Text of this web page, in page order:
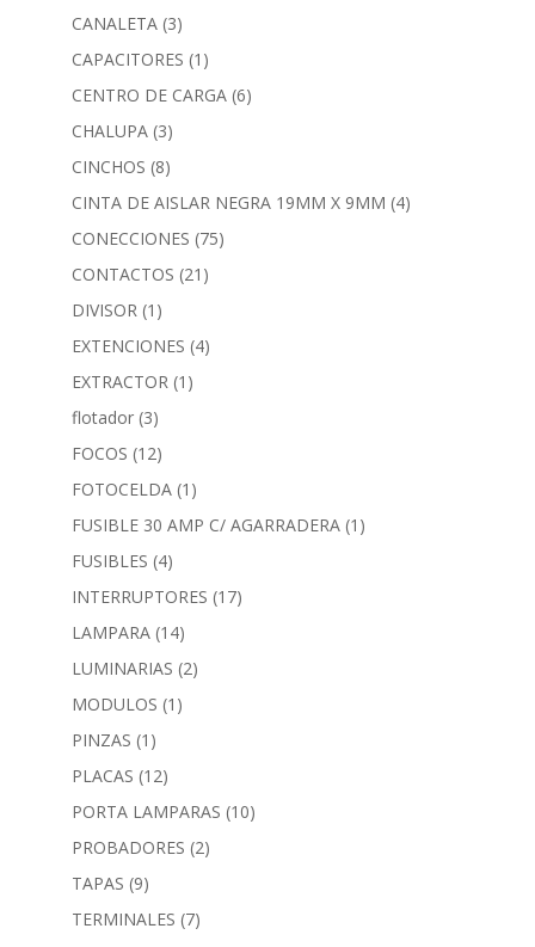
CANALETA (3)
CAPACITORES (1)
CENTRO DE CARGA (6)
CHALUPA (3)
CINCHOS (8)
CINTA DE AISLAR NEGRA 19MM X 9MM (4)
CONECCIONES (75)
CONTACTOS (21)
DIVISOR (1)
EXTENCIONES (4)
EXTRACTOR (1)
flotador (3)
FOCOS (12)
FOTOCELDA (1)
FUSIBLE 30 AMP C/ AGARRADERA (1)
FUSIBLES (4)
INTERRUPTORES (17)
LAMPARA (14)
LUMINARIAS (2)
MODULOS (1)
PINZAS (1)
PLACAS (12)
PORTA LAMPARAS (10)
PROBADORES (2)
TAPAS (9)
TERMINALES (7)